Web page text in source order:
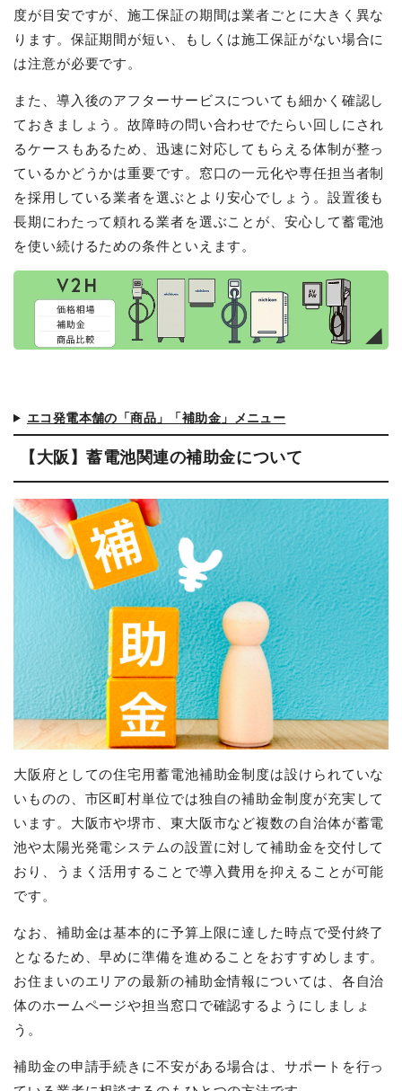
度が目安ですが、施工保証の期間は業者ごとに大きく異な
ります。保証期間が短い、もしくは施工保証がない場合に
は注意が必要です。
また、導入後のアフターサービスについても細かく確認し
ておきましょう。故障時の問い合わせでたらい回しにされ
るケースもあるため、迅速に対応してもらえる体制が整っ
ているかどうかは重要です。窓口の一元化や専任担当者制
を採用している業者を選ぶとより安心でしょう。設置後も
長期にわたって頼れる業者を選ぶことが、安心して蓄電池
を使い続けるための条件といえます。
エコ発電本舗の「商品」「補助金」メニュー
【大阪】蓄電池関連の補助金について
大阪府としての住宅用蓄電池補助金制度は設けられていな
いものの、市区町村単位では独自の補助金制度が充実して
います。大阪市や堺市、東大阪市など複数の自治体が蓄電
池や太陽光発電システムの設置に対して補助金を交付して
おり、うまく活用することで導入費用を抑えることが可能
です。
なお、補助金は基本的に予算上限に達した時点で受付終了
となるため、早めに準備を進めることをおすすめします。
お住まいのエリアの最新の補助金情報については、各自治
体のホームページや担当窓口で確認するようにしましょ
う。
補助金の申請手続きに不安がある場合は、サポートを行っ